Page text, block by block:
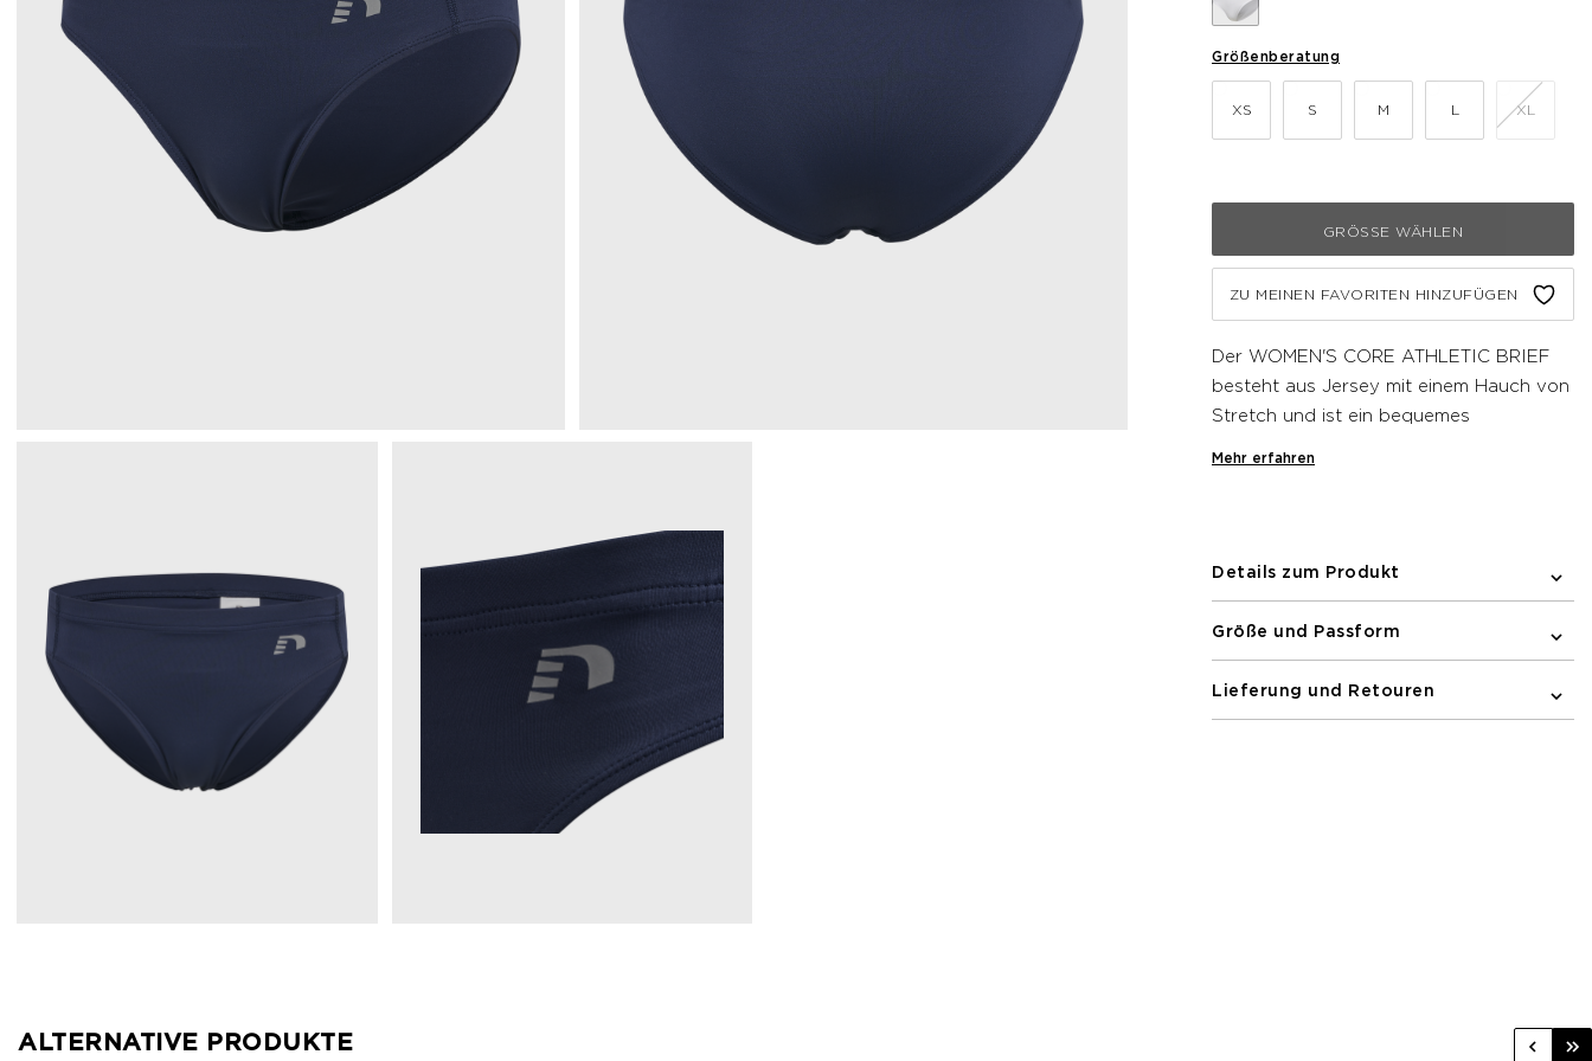
Größenberatung
XS S M L XL
GRÖSSE WÄHLEN
ZU MEINEN FAVORITEN HINZUFÜGEN
Der WOMEN'S CORE ATHLETIC BRIEF
besteht aus Jersey mit einem Hauch von
Stretch und ist ein bequemes
reflektierenden Logoprint auf der
Mehr erfahren
Details zum Produkt
Größe und Passform
Lieferung und Retouren
ALTERNATIVE PRODUKTE